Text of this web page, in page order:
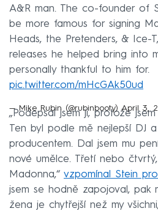
A&R man. The co-founder of
be more famous for signing
Heads, the Pretenders, & Ice-
releases he helped bring into
personally thankful to him for.
pic.twitter.com/mHcGAk50ud
— Mike Rubin (@rubinbooty) April 3,
„Podepsal jsem ji, protože
Ten byl podle mě nejlepší DJ
producentem. Dal jsem mu
nové umělce. Třetí nebo
Madonna,“ vzpomínal Stein
jsem se hodně zapojoval, pak
žena je chytřejší než my